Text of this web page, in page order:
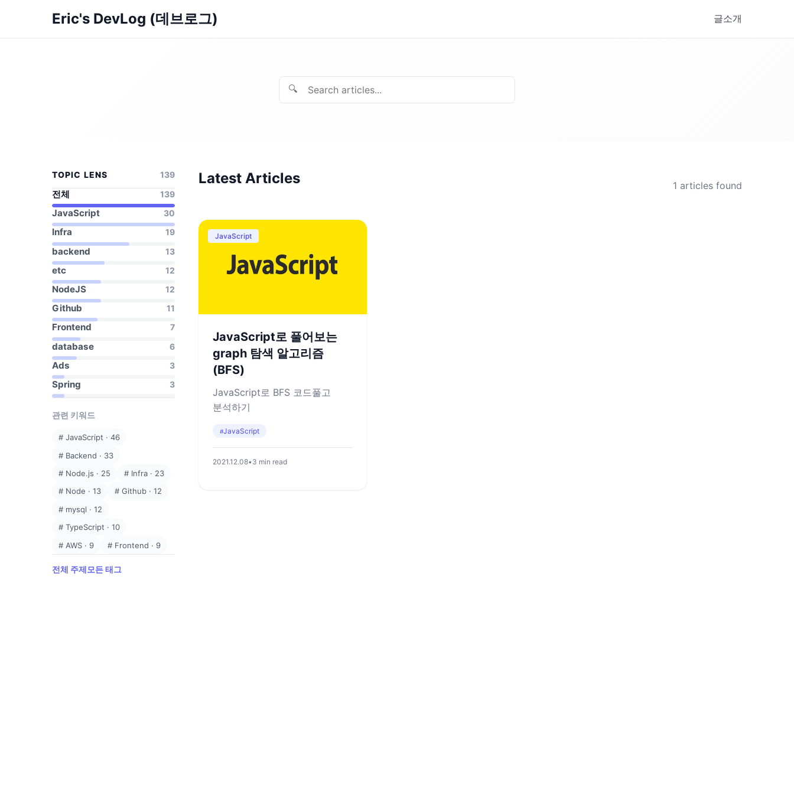
Eric's DevLog (데브로그) 글소개
🔍
TOPIC LENS 139
전체 139
JavaScript 30
Infra 19
backend 13
etc 12
NodeJS 12
Github 11
Frontend 7
database 6
Ads 3
Spring 3
관련 키워드
#JavaScript ·46
# Backend · 33
# Node.js · 25 # Infra· 23
# Node ·13 # Github· 12
# mysql ·12
#TypeScript ·10
# AWS · 9 # Frontend · 9
전체 주제모든 태그
Latest Articles 1 articles found
JavaScript
JavaScript로 풀어보는
graph 탐색 알고리즘
(BFS)
JavaScript로 BFS 코드풀고
분석하기
#JavaScript
2021.12.08•3 min read